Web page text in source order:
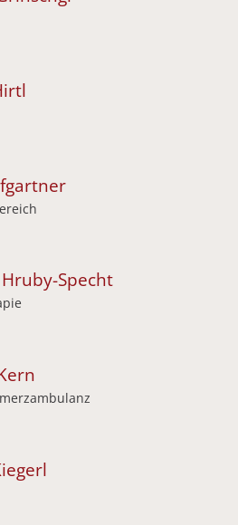
Hruby-Specht